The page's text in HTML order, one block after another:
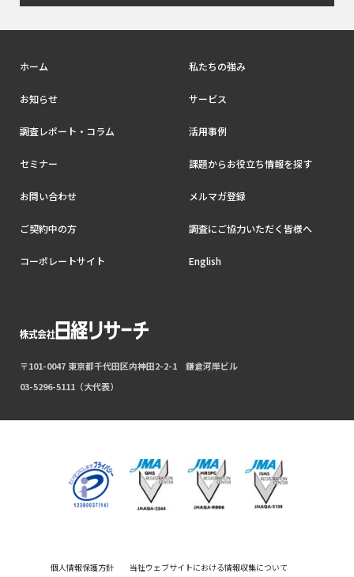
ホーム 私たちの強み
お知らせ サービス
調査レポート・コラム 活用事例
セミナー 課題からお役立ち情報を探す
お問い合わせ メルマガ登録
ご契約中の方 調査にご協力いただく皆様へ
コーポレートサイト English
〒101-0047 東京都千代田区内神田2-2-1 鎌倉河岸ビル
03-5296-5111（大代表）
個人情報保護方針 当社ウェブサイトにおける情報収集について